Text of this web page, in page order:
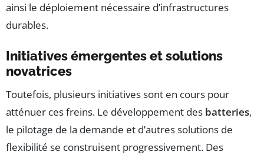
ainsi le déploiement nécessaire d’infrastructures
durables.
Initiatives émergentes et solutions
novatrices
Toutefois, plusieurs initiatives sont en cours pour
atténuer ces freins. Le développement des batteries,
le pilotage de la demande et d’autres solutions de
flexibilité se construisent progressivement. Des